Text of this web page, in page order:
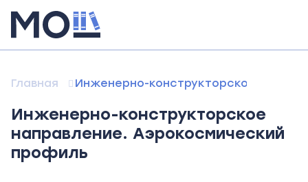
Главная Инженерно-конструкторское
Инженерно-конструкторское
направление. Аэрокосмический
профиль